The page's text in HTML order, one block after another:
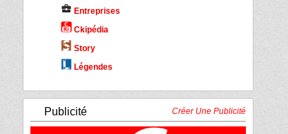
business_center Entreprises
Ckipédia
Story
Légendes
Publicité Créer Une Publicité